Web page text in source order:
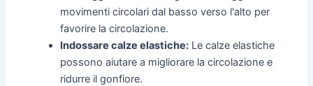
movimenti circolari dal basso verso l'alto per
favorire la circolazione.
Indossare calze elastiche: Le calze elastiche
possono aiutare a migliorare la circolazione e
ridurre il gonfiore.